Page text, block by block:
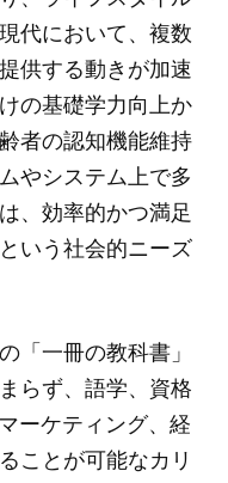
代において、複数
供する動きが加速
の基礎学力向上か
者の認知機能維持
やシステム上で多
、効率的かつ満足
いう社会的ニーズ
「一冊の教科書」
らず、語学、資格
ーケティング、経
ことが可能なカリ